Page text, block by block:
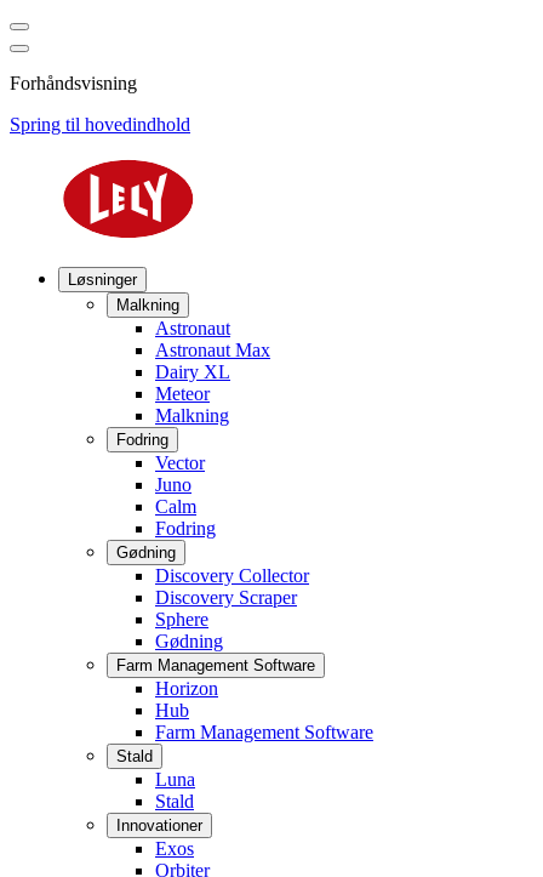
Forhåndsvisning
Spring til hovedindhold
Løsninger
Malkning
Astronaut
Astronaut Max
Dairy XL
Meteor
Malkning
Fodring
Vector
Juno
Calm
Fodring
Gødning
Discovery Collector
Discovery Scraper
Sphere
Gødning
Farm Management Software
Horizon
Hub
Farm Management Software
Stald
Luna
Stald
Innovationer
Exos
Orbiter